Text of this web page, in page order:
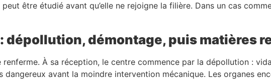
être étudié avant qu’elle ne rejoigne la filière. Dans un cas
dépollution, démontage, puis matières
renferme. À sa réception, le centre commence par la dépollution :
dangereux avant la moindre intervention mécanique. Les organes